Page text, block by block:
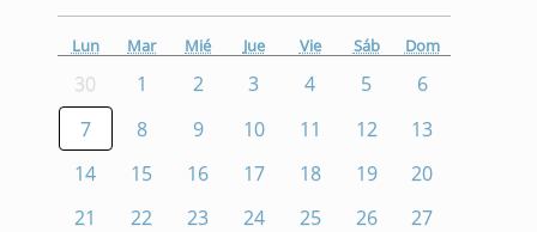
Lun Mar Mié Jue Vie Sáb Dom
30 1 2 3 4 5
6
7
8 9 10 11 12
13
14
15 16 17 18 19
20
21
22 23 24 25 26
27